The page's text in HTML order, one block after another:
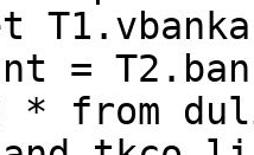
=
from